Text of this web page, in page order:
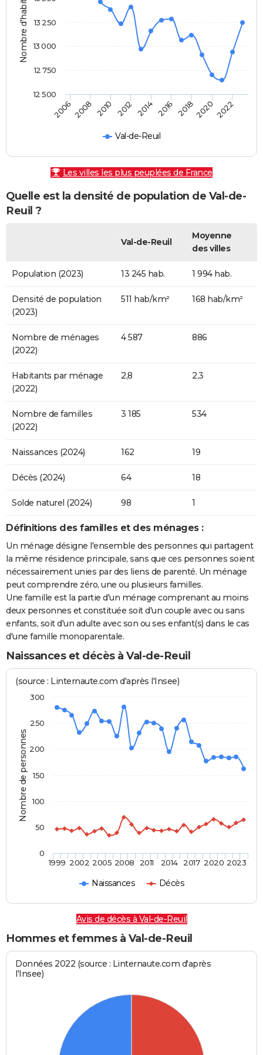
Nombre d'habitants
Val-de-Reuil
20062008 2010 2012 2014 2016 201820202022
12 500
12 750
13 000
13 250
Les villes les plus peuplées de France
Quelle est la densité de population de Val-de-
Reuil ?
Val-de-Reuil
Moyenne
des villes
Population (2023) 13 245 hab. 1 994 hab.
Densité de population
(2023)
511 hab/km² 168 hab/km²
Nombre de ménages
(2022)
4 587 886
Habitants par ménage
(2022)
2,8 2,3
Nombre de familles
(2022)
3 185 534
Naissances (2024) 162 19
Décès (2024) 64 18
Solde naturel (2024) 98 1
Définitions des familles et des ménages :
Un ménage désigne l'ensemble des personnes qui partagent
la même résidence principale, sans que ces personnes soient
nécessairement unies par des liens de parenté. Un ménage
peut comprendre zéro, une ou plusieurs familles.
Une famille est la partie d'un ménage comprenant au moins
deux personnes et constituée soit d'un couple avec ou sans
enfants, soit d'un adulte avec son ou ses enfant(s) dans le cas
d'une famille monoparentale.
Naissances et décès à Val-de-Reuil
Nombre de personnes
(source : Linternaute.com d'après l'Insee)
Naissances Décès
1999 2002 2005 2008 2011 2014 2017 2020 2023
0
50
100
150
200
250
300
Avis de décès à Val-de-Reuil
Hommes et femmes à Val-de-Reuil
Données 2022 (source : Linternaute.com d'après
l'Insee)